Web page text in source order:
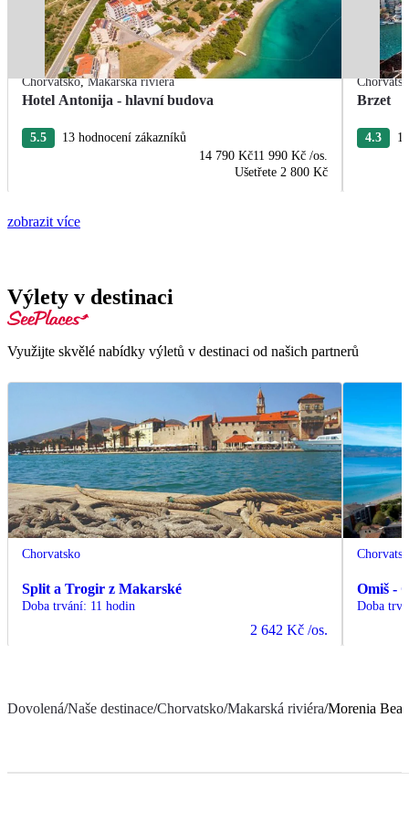
Chorvatsko,Makarská riviéra
Hotel Antonija - hlavní budova
5.5
13 hodnocení zákazníků
14 790 Kč11 990 Kč /os.
Ušetřete 2 800 Kč
Brzet
4.3
zobrazit více
Výlety v destinaci
Využijte skvělé nabídky výletů v destinaci od našich partnerů
Chorvatsko
Split a Trogir z Makarské
Doba trvání: 11 hodin
2 642 Kč /os.
Omiš -
Doba
Dovolená/Naše destinace/Chorvatsko/Makarská riviéra/Morenia